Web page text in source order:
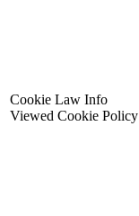
Cookie Law Info
Viewed Cookie Policy